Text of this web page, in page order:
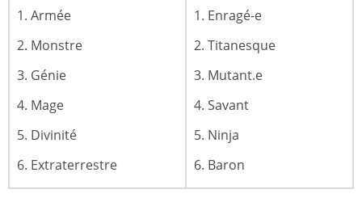
Armée
Monstre
Génie
Mage
Divinité
Extraterrestre
Enragé-e
Titanesque
Mutant.e
Savant
Ninja
Baron